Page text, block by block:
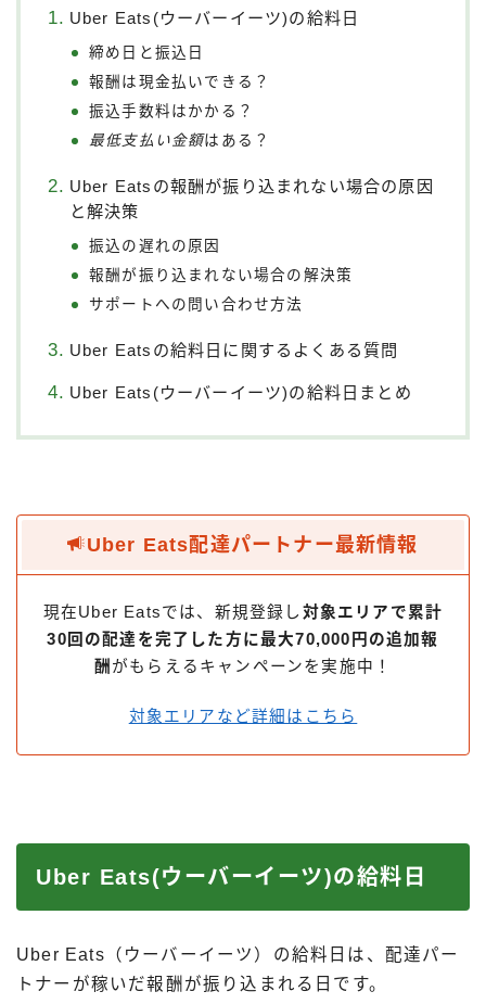
Uber Eats(ウーバーイーツ)の給料日
締め日と振込日
報酬は現金払いできる？
振込手数料はかかる？
最低支払い金額はある？
Uber Eatsの報酬が振り込まれない場合の原因
と解決策
振込の遅れの原因
報酬が振り込まれない場合の解決策
サポートへの問い合わせ方法
Uber Eatsの給料日に関するよくある質問
Uber Eats(ウーバーイーツ)の給料日まとめ
Uber Eats配達パートナー最新情報
現在Uber Eatsでは、新規登録し 対象エリアで累計
30回の配達を完了した方に最大70,000円の追加報
酬 がもらえるキャンペーンを実施中！
対象エリアなど詳細はこちら
Uber Eats(ウーバーイーツ)の給料日
Uber Eats（ウーバーイーツ）の給料日は、配達パー
トナーが稼いだ報酬が振り込まれる日です。